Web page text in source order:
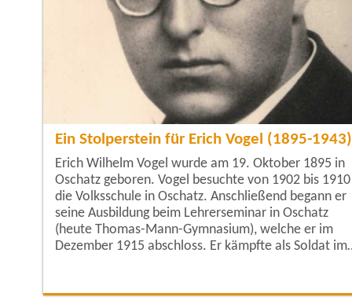
Ein Stolperstein für Erich Vogel (1895-1943)
Erich Wilhelm Vogel wurde am 19. Oktober 1895 in
Oschatz geboren. Vogel besuchte von 1902 bis 1910
die Volksschule in Oschatz. Anschließend begann er
seine Ausbildung beim Lehrerseminar in Oschatz
(heute Thomas-Mann-Gymnasium), welche er im
Dezember 1915 abschloss. Er kämpfte als Soldat im
preußischen Militarismus und die deutsche